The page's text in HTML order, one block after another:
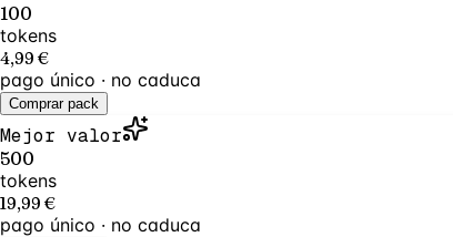
100
tokens
4,99 €
pago único · no caduca
Comprar pack
Mejor valor
500
tokens
19,99 €
pago único · no caduca